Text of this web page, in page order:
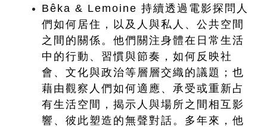
Bêka & Lemoine 持續透過電影探問人
們如何居住，以及人與私人、公共空間
之間的關係。他們關注身體在日常生活
中的行動、習慣與節奏，如何反映社
會、文化與政治等層層交織的議題；也
藉由觀察人們如何適應、承受或重新占
有生活空間，揭示人與場所之間相互影
響、彼此塑造的無聲對話。多年來，他